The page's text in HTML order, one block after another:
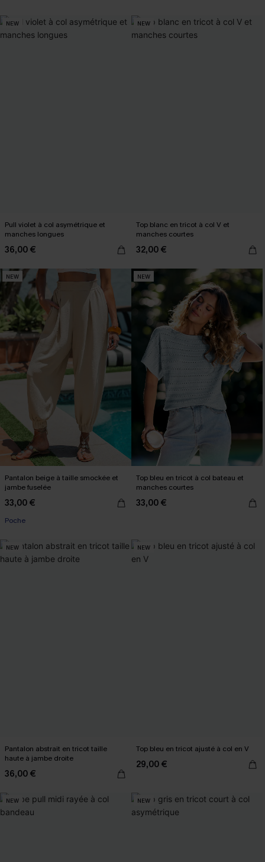
NEW
Pull violet à col asymétrique et
manches longues
36,00 €
NEW
Top blanc en tricot à col V et
manches courtes
32,00 €
NEW
Pantalon beige à taille smockée et
jambe fuselée
33,00 €
Poche
NEW
Top bleu en tricot à col bateau et
manches courtes
33,00 €
NEW
Pantalon abstrait en tricot taille
haute à jambe droite
36,00 €
NEW
Top bleu en tricot ajusté à col en V
29,00 €
NEW NEW